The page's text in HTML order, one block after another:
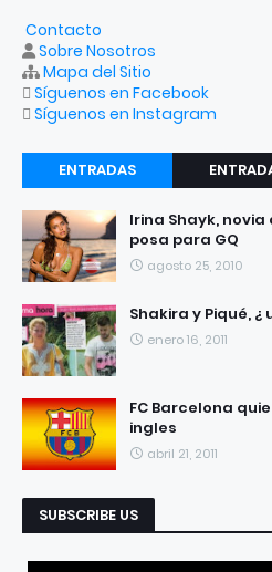
Contacto
Sobre Nosotros
Mapa del Sitio
Síguenos en Facebook
Síguenos en Instagram
ENTRADAS
RECIENTES
Irina Shayk,
posa para GQ
agosto 25, 2010
Shakira y Piqué, ¿
enero 16, 2011
FC Barcelona
ingles
abril 21, 2011
SUBSCRIBE US